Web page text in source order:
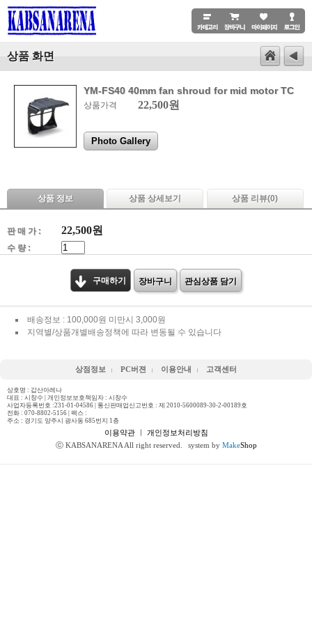
상품 화면
YM-FS40 40mm fan shroud for mid motor TC
상품가격 22,500원
Photo Gallery
상품 정보 상품 상세보기 상품 리뷰(0)
판 매 가 : 22,500원
수 량 :
구매하기 장바구니 관심상품 담기
배송정보 : 100,000원 미만시 3,000원
지역별/상품개별배송정책에 따라 변동될 수 있습니다
상점정보 PC버젼 이용안내 고객센터
상호명 : 갑산아레나
대표 : 시창수 | 개인정보보호책임자 : 시창수
사업자등록번호 :231-01-04586 | 통신판매업신고번호 : 제 2010-5600089-30-2-00189호
전화 : 070-8802-5156 | 팩스 :
주소 : 경기도 양주시 광사동 685번지 1층
이용약관ㅣ 개인정보처리방침
ⓒ KABSANARENA All right reserved.
system by MakeShop